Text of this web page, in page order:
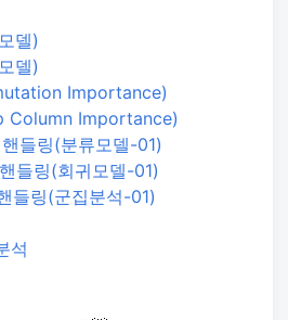
델)
델)
Importance)
Column Importance)
들링(분류모델-01)
들링(회귀모델-01)
들링(군집분석-01)
석